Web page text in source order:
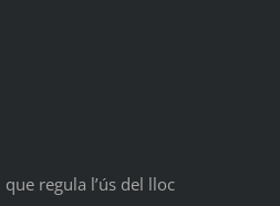
regula l’ús del lloc